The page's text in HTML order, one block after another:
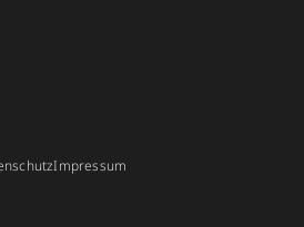
Impressum